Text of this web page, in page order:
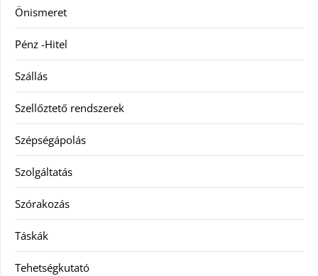
Önismeret
Pénz -Hitel
Szállás
Szellőztető rendszerek
Szépségápolás
Szolgáltatás
Szórakozás
Táskák
Tehetségkutató